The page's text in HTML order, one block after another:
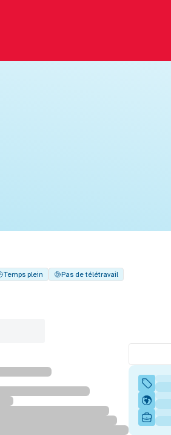
Temps plein Pas de télétravail